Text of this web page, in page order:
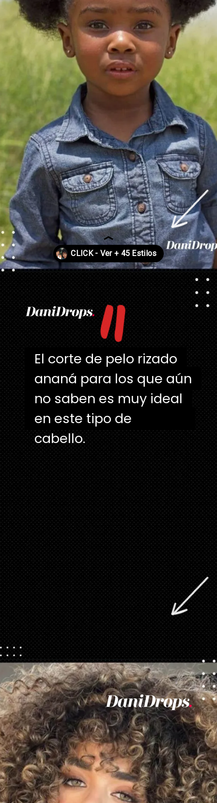
Abriendo... "
El corte de pelo rizado
ananá para los que aún
no saben es muy ideal
en este tipo de cabello.
El corte de pelo rizado
ananá para los que aún
no saben es muy ideal
en este tipo de
cabello.
Abriendo... https://danidrops.com.br/es/corte-de-pelo-rizado-femenino-2023/